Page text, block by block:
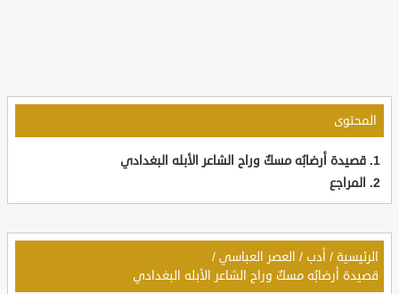
المحتوى
قصيدة أرضابُه مسكٌ وراح الشاعر الأبله البغدادي
المراجع
الرئيسية / أدب / العصر العباسي /
قصيدة أرضابُه مسكٌ وراح الشاعر الأبله البغدادي